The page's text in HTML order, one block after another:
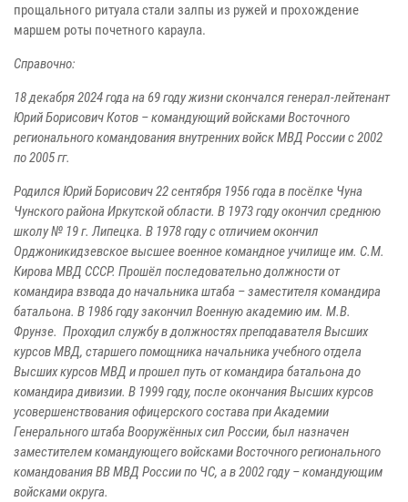
прощального ритуала стали залпы из ружей и прохождение
маршем роты почетного караула.
Справочно:
18 декабря 2024 года на 69 году жизни скончался генерал-лейтенант
Юрий Борисович Котов – командующий войсками Восточного
регионального командования внутренних войск МВД России с 2002
по 2005 гг.
Родился Юрий Борисович 22 сентября 1956 года в посёлке Чуна
Чунского района Иркутской области. В 1973 году окончил среднюю
школу № 19 г. Липецка. В 1978 году с отличием окончил
Орджоникидзевское высшее военное командное училище им. С.М.
Кирова МВД СССР. Прошёл последовательно должности от
командира взвода до начальника штаба – заместителя командира
батальона. В 1986 году закончил Военную академию им. М.В.
Фрунзе. Проходил службу в должностях преподавателя Высших
курсов МВД, старшего помощника начальника учебного отдела
Высших курсов МВД и прошел путь от командира батальона до
командира дивизии. В 1999 году, после окончания Высших курсов
усовершенствования офицерского состава при Академии
Генерального штаба Вооружённых сил России, был назначен
заместителем командующего войсками Восточного регионального
командования ВВ МВД России по ЧС, а в 2002 году – командующим
войсками округа.